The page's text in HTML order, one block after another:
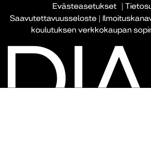
Evästeasetukset
|
Saavutettavuusseloste |
koulutuksen verkkokaupan